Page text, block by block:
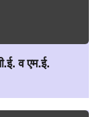
व एम.ई.